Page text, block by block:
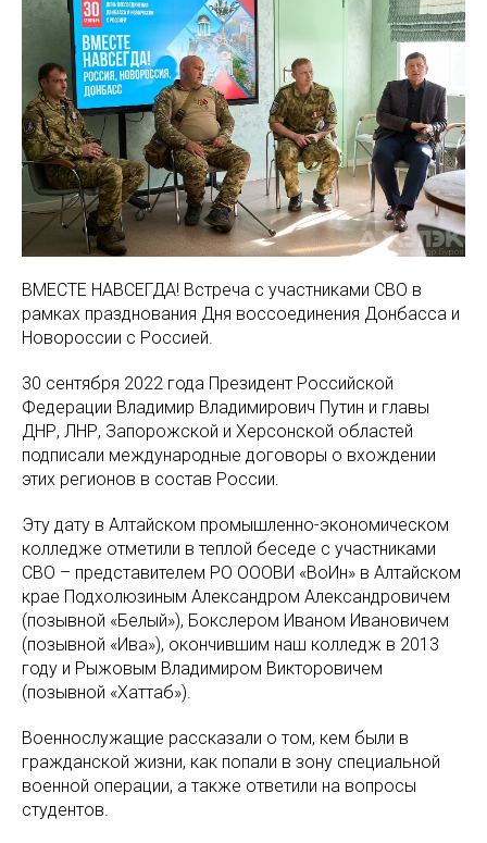
ВМЕСТЕ НАВСЕГДА! Встреча с участниками СВО в
рамках празднования Дня воссоединения Донбасса и
Новороссии с Россией.
30 сентября 2022 года Президент Российской
Федерации Владимир Владимирович Путин и главы
ДНР, ЛНР, Запорожской и Херсонской областей
подписали международные договоры о вхождении
этих регионов в состав России.
Эту дату в Алтайском промышленно-экономическом
колледже отметили в теплой беседе с участниками
СВО – представителем РО ОООВИ «ВоИн» в Алтайском
крае Подхолюзиным Александром Александровичем
(позывной «Белый»), Бокслером Иваном Ивановичем
(позывной «Ива»), окончившим наш колледж в 2013
году и Рыжовым Владимиром Викторовичем
(позывной «Хаттаб»).
Военнослужащие рассказали о том, кем были в
гражданской жизни, как попали в зону специальной
военной операции, а также ответили на вопросы
студентов.